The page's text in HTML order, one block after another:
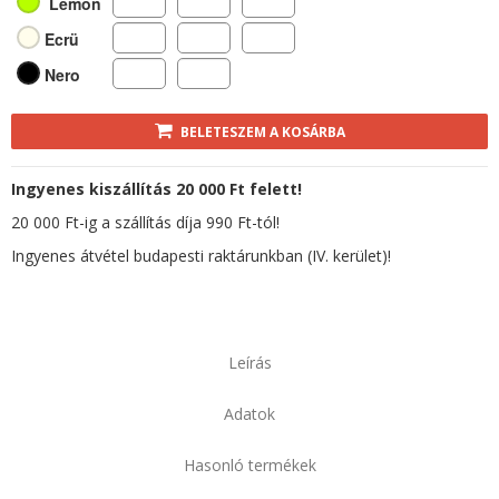
Ecrü
Nero
BELETESZEM A KOSÁRBA
Ingyenes kiszállítás 20 000 Ft felett!
20 000 Ft-ig a szállítás díja 990 Ft-tól!
Ingyenes átvétel budapesti raktárunkban (IV. kerület)!
Leírás
Adatok
Hasonló termékek